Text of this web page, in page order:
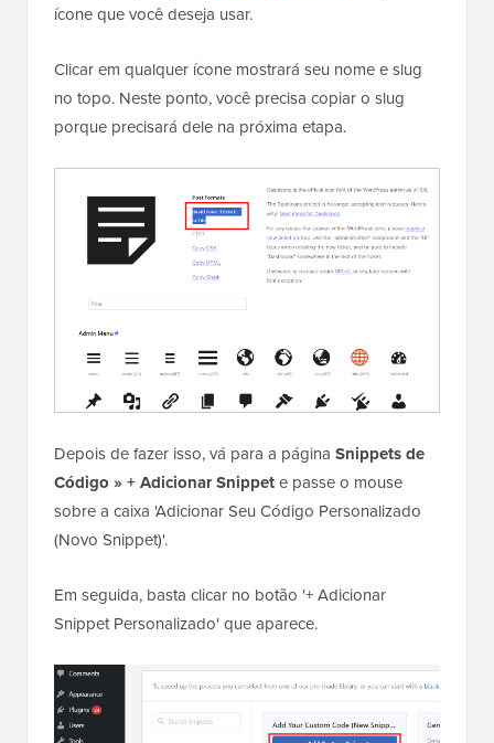
ícone que você deseja usar.
Clicar em qualquer ícone mostrará seu nome e slug
no topo. Neste ponto, você precisa copiar o slug
porque precisará dele na próxima etapa.
Depois de fazer isso, vá para a página Snippets de
Código » + Adicionar Snippete passe o mouse
sobre a caixa 'Adicionar Seu Código Personalizado
(Novo Snippet)'.
Em seguida, basta clicar no botão '+ Adicionar
Snippet Personalizado' que aparece.